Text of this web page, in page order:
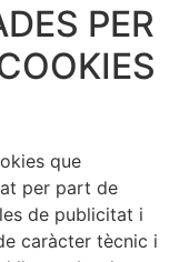
PER
que
per part de
de publicitat i
caràcter tècnic i